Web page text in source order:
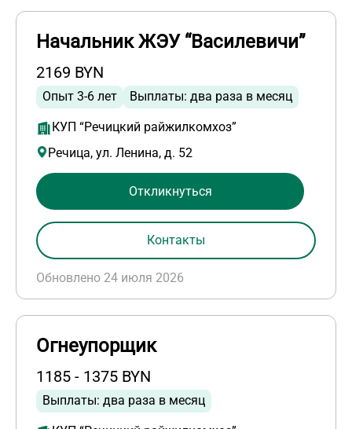
Начальник ЖЭУ “Василевичи”
2169 BYN
Опыт 3-6 лет Выплаты: два раза в месяц
КУП “Речицкий райжилкомхоз”
Речица, ул. Ленина, д. 52
Обновлено 24 июля 2026
Откликнуться
Контакты
Огнеупорщик
1185 - 1375 BYN
Выплаты: два раза в месяц